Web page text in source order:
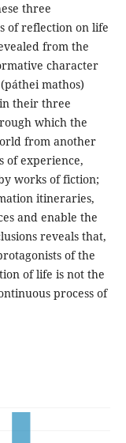
three
of reflection on life
from the
character
mathos)
their three
which the
from another
of experience,
works of fiction;
itineraries,
and enable the
reveals that,
of the
of life is not the
process of